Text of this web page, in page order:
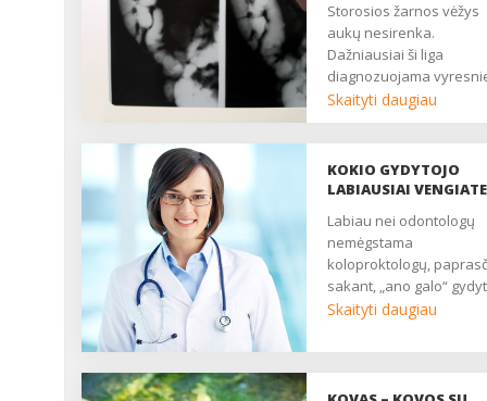
Storosios žarnos vėžys
aukų nesirenka.
Dažniausiai ši liga
diagnozuojama
nei 50 m. amžiaus
ir išimčių. Praėjusiais
prieš pat Kalėdas kovą
vėžiui pralaimėjo
penkiolikmetis....
Skaityti daugiau
KOKIO GYDYTOJO
LABIAUSIAI
Labiau nei odontologų
nemėgstama
koloproktologų,
sakant, „ano galo“
Matyt, būtent dėl šios
gyvybių. Kasmet šis
Skaityti daugiau